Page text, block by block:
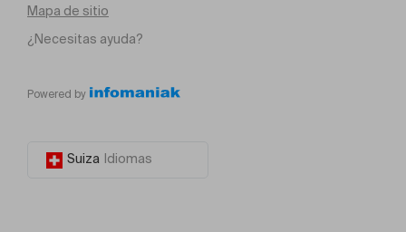
Mapa de sitio
¿Necesitas ayuda?
Powered by
Suiza Idiomas